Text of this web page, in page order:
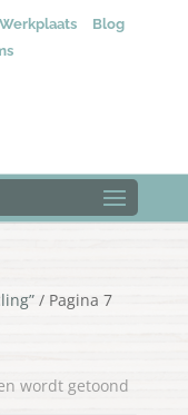
Werkplaats
Blog
/ Pagina 7
wordt getoond